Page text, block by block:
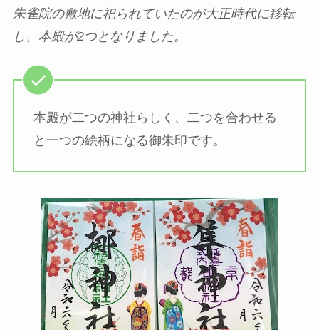
朱雀院の敷地に祀られていたのが大正時代に移転
し、本殿が2つとなりました。
本殿が二つの神社らしく、二つを合わせる
と一つの絵柄になる御朱印です。